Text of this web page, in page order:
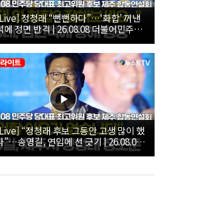
정청래 “뻔뻔하다”…‘화합’ 꺼낸
에 정면 반격 | 26.08.08 더불어민주당
·최고위원 후보 제주 합동연설회
동안 고생 많이 했
송영길, 연임에 선 긋기 | 26.08.08
민주당 당대표·최고위원 후보 제주 합